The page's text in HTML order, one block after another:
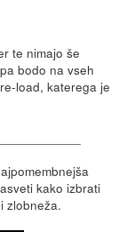
te nimajo še
bodo na vseh
load, katerega je
kako izbrati
zlobneža.